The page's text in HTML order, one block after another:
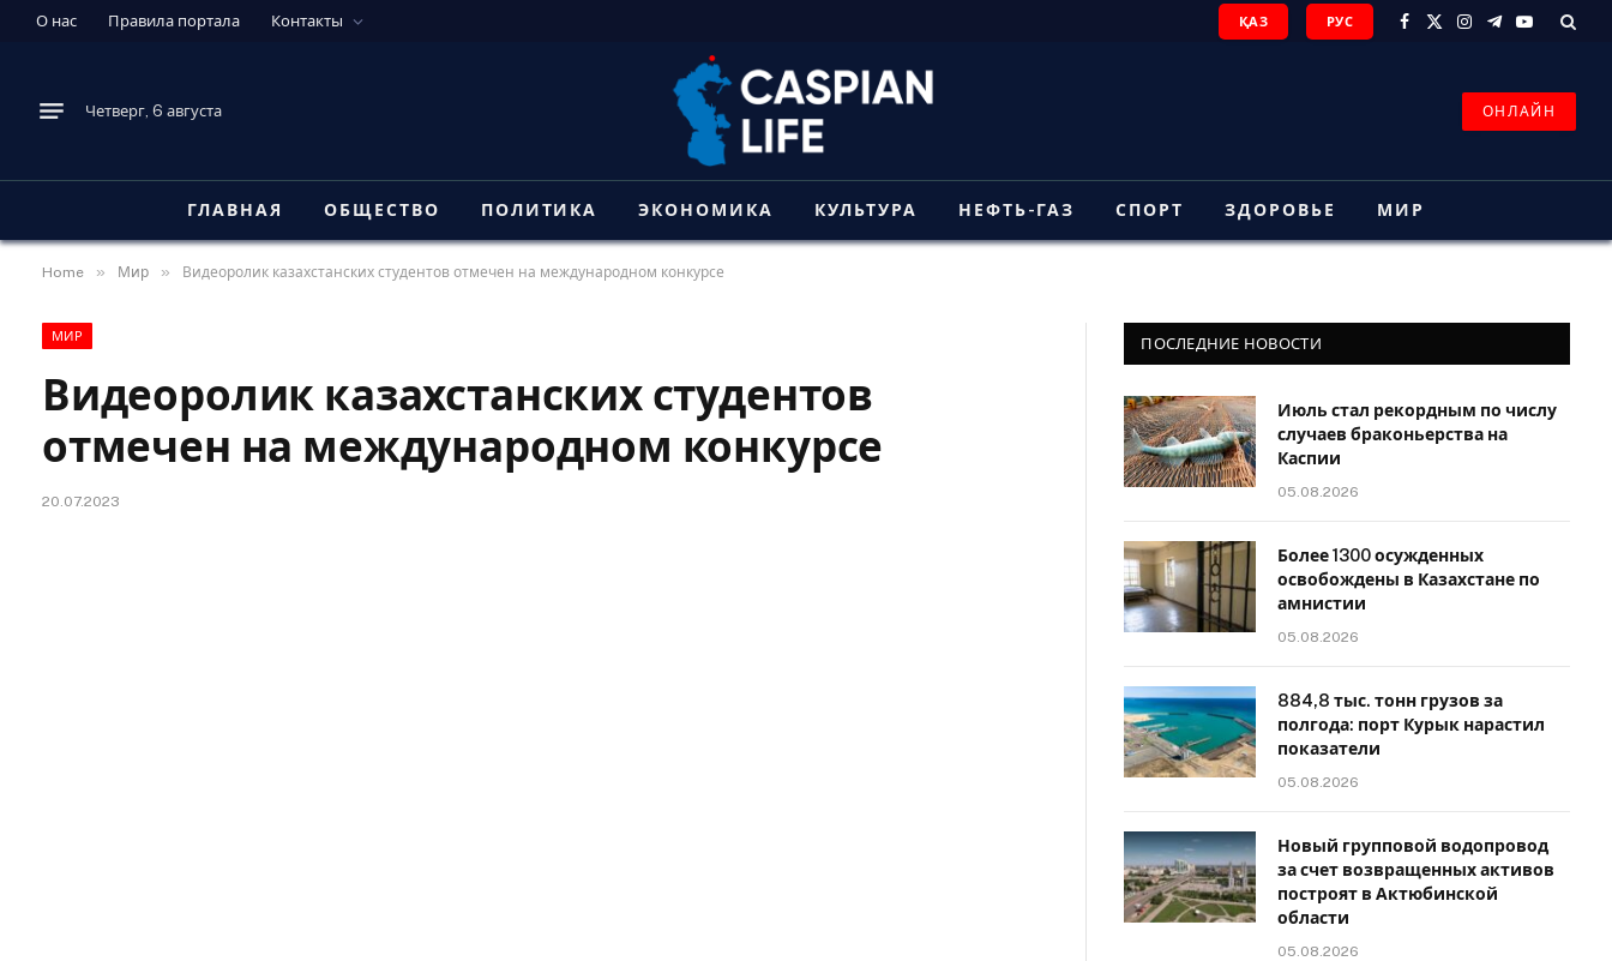
О нас Правила портала Контакты ҚАЗ РУС
Facebook
X
Instagram
Telegram
YouTube
Четверг, 6 августа ОНЛАЙН
ГЛАВНАЯ ОБЩЕСТВО ПОЛИТИКА ЭКОНОМИКА КУЛЬТУРА НЕФТЬ-ГАЗ СПОРТ ЗДОРОВЬЕ МИР
Home » Мир » Видеоролик казахстанских студентов отмечен на международном конкурсе
МИР
Видеоролик казахстанских студентов
отмечен на международном конкурсе
20.07.2023
ПОСЛЕДНИЕ НОВОСТИ
Июль стал рекордным по числу
случаев браконьерства на
Каспии
05.08.2026
Более 1300 осужденных
освобождены в Казахстане по
амнистии
05.08.2026
884,8 тыс. тонн грузов за
полгода: порт Курык нарастил
показатели
05.08.2026
Новый групповой водопровод
за счет возвращенных активов
построят в Актюбинской
области
05.08.2026